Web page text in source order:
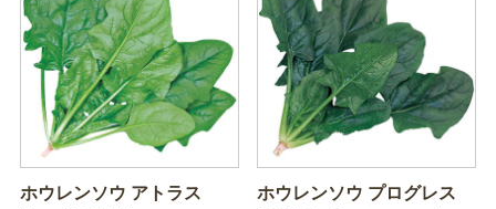
ホウレンソウ アトラス ホウレンソウ プログレス